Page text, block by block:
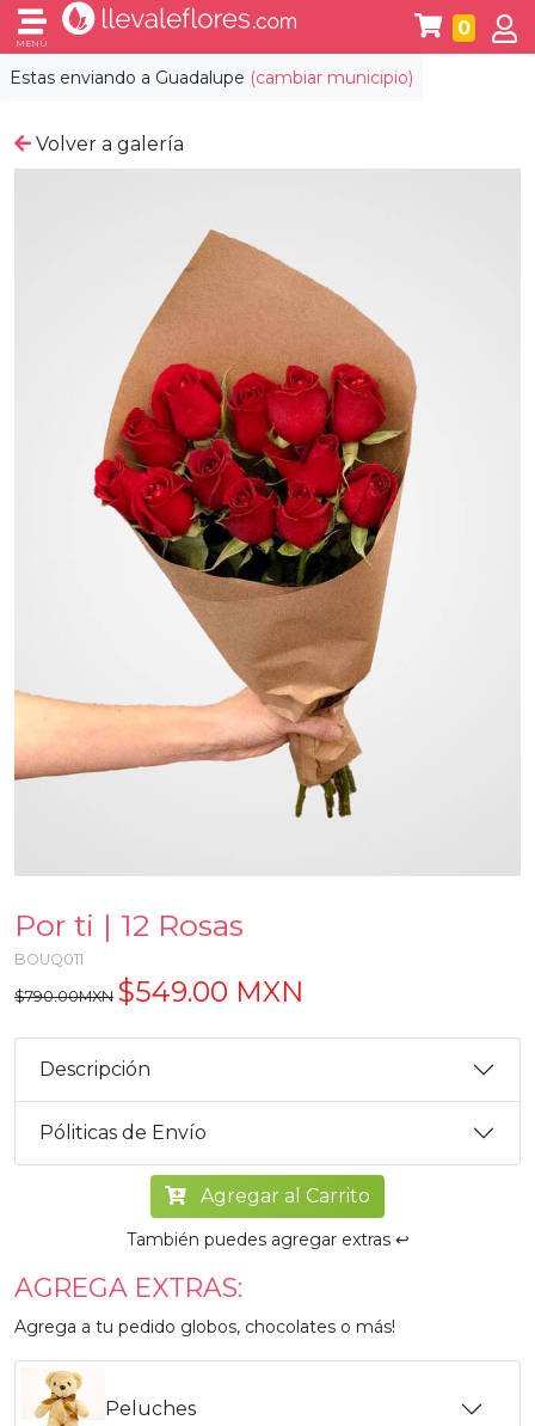
Estas enviando a Guadalupe (cambiar municipio)
MENÚ
0
Volver a galería
Por ti | 12 Rosas
BOUQ011
$790.00MXN $549.00 MXN
Descripción
Póliticas de Envío
Agregar al Carrito
También puedes agregar extras ↩️
AGREGA EXTRAS:
Agrega a tu pedido globos, chocolates o más!
Peluches